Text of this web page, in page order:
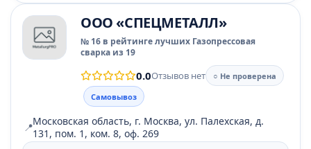
ООО «СПЕЦМЕТАЛЛ»
№ 16 в рейтинге лучших Газопрессовая
сварка из 19
0.0Отзывов нет
○ Не проверена
Самовывоз
📍Московская область, г. Москва, ул. Палехская, д.
131, пом. 1, ком. 8, оф. 269